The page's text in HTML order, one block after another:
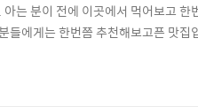
는 분이 전에 이곳에서 먹어보고
들에게는 한번쯤 추천해보고픈 맛
는 '전통적인 방법으로 두부를 만